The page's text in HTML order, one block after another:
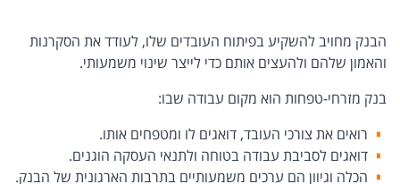
הבנק מחויב להשקיע בפיתוח העובדים שלו, לעודד את הסקרנות
והאמון שלהם ולהעצים אותם כדי לייצר שינוי משמעותי.
בנק מזרחי-טפחות הוא מקום עבודה שבו:
רואים את צורכי העובד, דואגים לו ומטפחים אותו.
דואגים לסביבת עבודה בטוחה ולתנאי העסקה הוגנים.
הכלה וגיוון הם ערכים משמעותיים בתרבות הארגונית של הבנק.